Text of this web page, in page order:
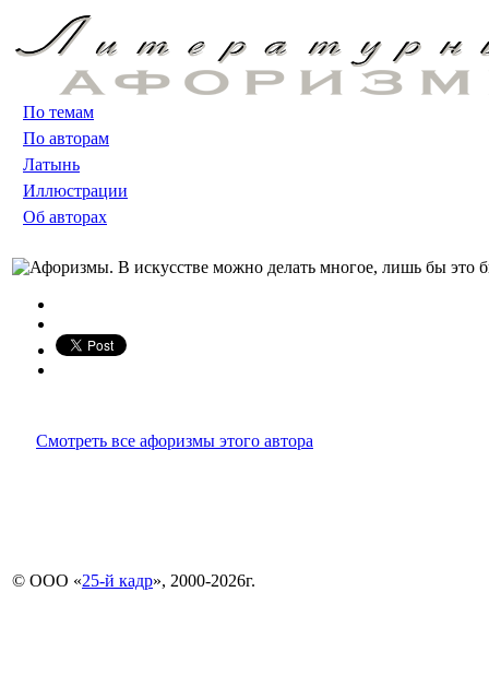
По темам
По авторам
Латынь
Иллюстрации
Об авторах
Смотреть все афоризмы этого автора
© ООО «25-й кадр», 2000-2026г.